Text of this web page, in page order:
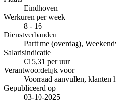
Eindhoven
Werkuren per week
8 - 16
Dienstverbanden
Parttime (overdag),
Salarisindicatie
€15,31 per uur
Verantwoordelijk voor
Voorraad aanvullen, klanten
Gepubliceerd op
03-10-2025